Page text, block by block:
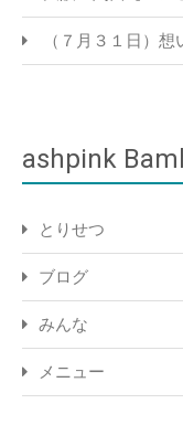
（７月３１日）
ashpink
とりせつ
ブログ
みんな
メニュー